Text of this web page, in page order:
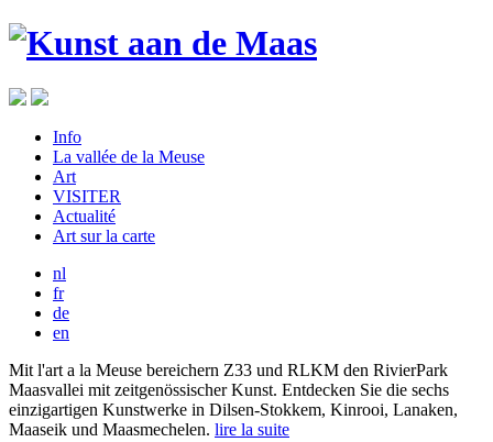
Info
La vallée de la Meuse
Art
VISITER
Actualité
Art sur la carte
nl
fr
de
en
Mit l'art a la Meuse bereichern Z33 und RLKM den RivierPark
Maasvallei mit zeitgenössischer Kunst. Entdecken Sie die sechs
einzigartigen Kunstwerke in Dilsen-Stokkem, Kinrooi, Lanaken,
Maaseik und Maasmechelen. lire la suite